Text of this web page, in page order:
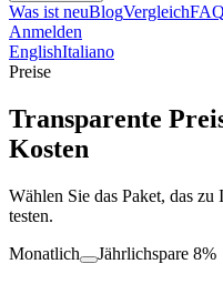
Was ist neuBlogVergleichFAQ
Anmelden
EnglishItaliano
Preise
Transparente
Kosten
Wählen Sie das Paket, das
testen.
Monatlich
Jährlichspare 8%